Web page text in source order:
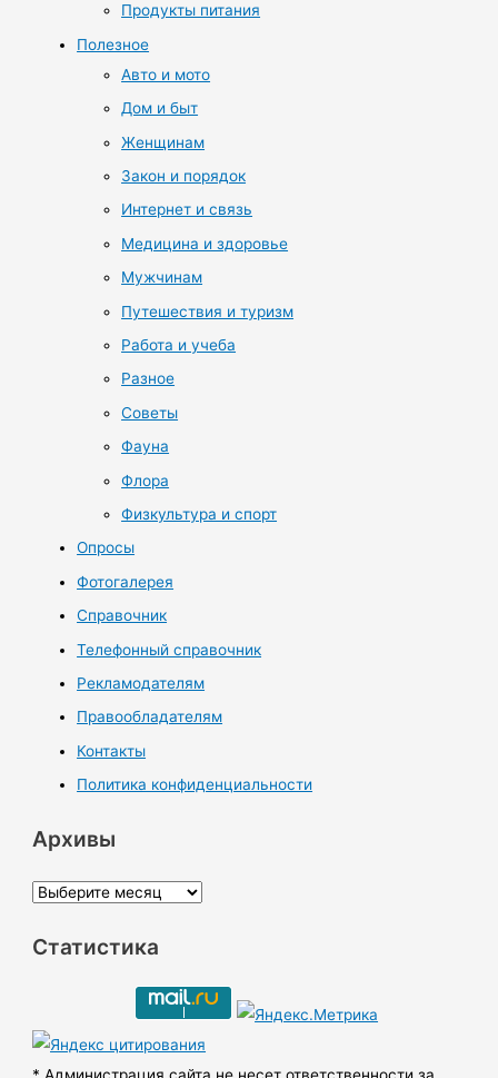
Продукты питания
Полезное
Авто и мото
Дом и быт
Женщинам
Закон и порядок
Интернет и связь
Медицина и здоровье
Мужчинам
Путешествия и туризм
Работа и учеба
Разное
Советы
Фауна
Флора
Физкультура и спорт
Опросы
Фотогалерея
Справочник
Телефонный справочник
Рекламодателям
Правообладателям
Контакты
Политика конфиденциальности
Архивы
А
х
ы
Статистика